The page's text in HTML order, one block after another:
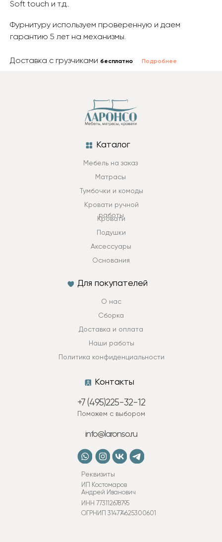
Soft touch и т.д..
Фурнитуру используем проверенную и даем
гарантию 5 лет на механизмы.
Доставка с грузчиками бесплатно Подробнее
Реквизиты
ИП Костомаров
Андрей Иванович
ИНН 773112678795
ОГРНИП 314774625300601
Мебель на заказ
Каталог
Для покупателей
Контакты
+7 (495)225-32-12
Поможем с выбором
info@laronso.ru
Матрасы
Тумбочки и комоды
Кровати ручной
работы
Кровати
О нас
Доставка и оплата
Наши работы
Политика конфиденциальности
Подушки
Аксессуары
Сборка
Основания